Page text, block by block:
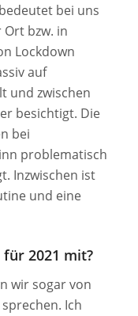
bei uns
bzw. in
Lockdown
auf
und zwischen
besichtigt. Die
bei
problematisch
Inzwischen ist
und eine
2021 mit?
wir sogar von
Ich